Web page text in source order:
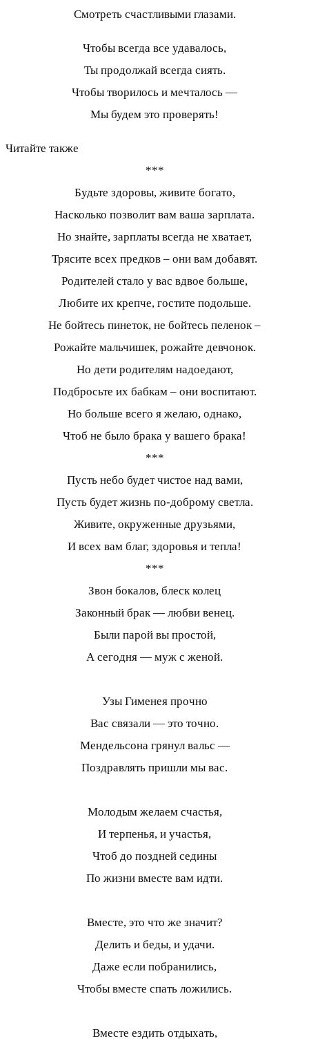
Смотреть счастливыми глазами.
Чтобы всегда все удавалось,
Ты продолжай всегда сиять.
Чтобы творилось и мечталось —
Мы будем это проверять!
Читайте также
***
Будьте здоровы, живите богато,
Насколько позволит вам ваша зарплата.
Но знайте, зарплаты всегда не хватает,
Трясите всех предков – они вам добавят.
Родителей стало у вас вдвое больше,
Любите их крепче, гостите подольше.
Не бойтесь пинеток, не бойтесь пеленок –
Рожайте мальчишек, рожайте девчонок.
Но дети родителям надоедают,
Подбросьте их бабкам – они воспитают.
Но больше всего я желаю, однако,
Чтоб не было брака у вашего брака!
***
Пусть небо будет чистое над вами,
Пусть будет жизнь по-доброму светла.
Живите, окруженные друзьями,
И всех вам благ, здоровья и тепла!
***
Звон бокалов, блеск колец
Законный брак — любви венец.
Были парой вы простой,
А сегодня — муж с женой.
Узы Гименея прочно
Вас связали — это точно.
Мендельсона грянул вальс —
Поздравлять пришли мы вас.
Молодым желаем счастья,
И терпенья, и участья,
Чтоб до поздней седины
По жизни вместе вам идти.
Вместе, это что же значит?
Делить и беды, и удачи.
Даже если побранились,
Чтобы вместе спать ложились.
Вместе ездить отдыхать,